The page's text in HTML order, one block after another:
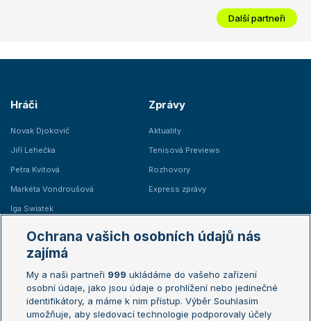
Další partneři
Hráči
Novak Djokovič
Jiří Lehečka
Petra Kvitová
Markéta Vondroušová
Iga Swiatek
Zprávy
Aktuality
Tenisová Previews
Rozhovory
Express zprávy
Žebříčky
Žebříček ATP (muži)
Žebříček WTA (ženy)
Sázkařský žebříček
Australian Open
French Open
Wimbledon
Ochrana vašich osobních údajů nás
zajímá
My a naši partneři 999 ukládáme do vašeho zařízení
osobní údaje, jako jsou údaje o prohlížení nebo jedinečné
identifikátory, a máme k nim přístup. Výběr Souhlasím
umožňuje, aby sledovací technologie podporovaly účely